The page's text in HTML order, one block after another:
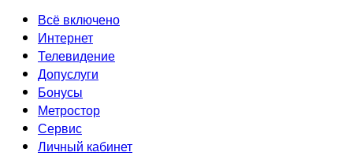
Всё включено
Интернет
Скорость
Безопасность
Wi-Fi
Технологии
Телевидение
Кабельное ТВ
Интерактивное ТВ
Допуслуги
Видеонаблюдение
Домофония
Бонусы
Статусы
Бонусы
Скидки
Метростор
Сервис
Неисправности
Личный кабинет